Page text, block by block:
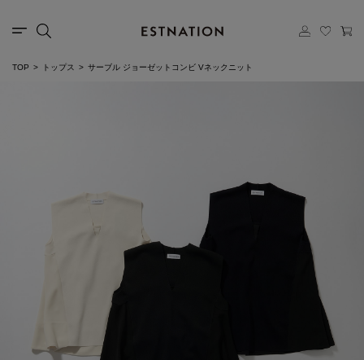
TOP トップス サーブル ジョーゼットコンビ Vネックニット